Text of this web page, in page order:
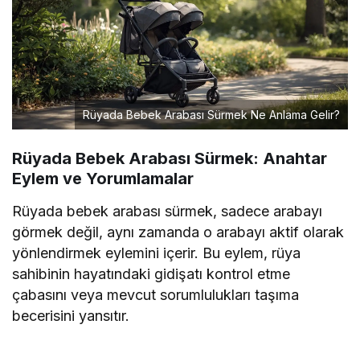
Rüyada Bebek Arabası Sürmek Ne Anlama Gelir?
Rüyada Bebek Arabası Sürmek: Anahtar
Eylem ve Yorumlamalar
Rüyada bebek arabası sürmek, sadece arabayı
görmek değil, aynı zamanda o arabayı aktif olarak
yönlendirmek eylemini içerir. Bu eylem, rüya
sahibinin hayatındaki gidişatı kontrol etme
çabasını veya mevcut sorumlulukları taşıma
becerisini yansıtır.